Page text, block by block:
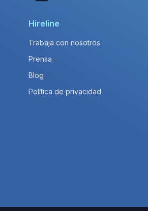
Hireline
Trabaja con nosotros
Prensa
Blog
Política de privacidad